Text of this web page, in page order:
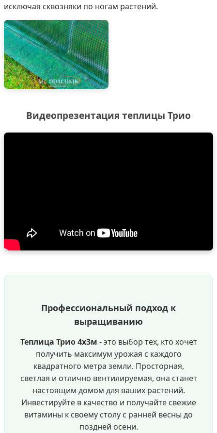
исключая сквозняки по ногам растений.
Видеопрезентация теплицы Трио
Профессиональный подход к
выращиванию
Теплица Трио 4х3м - это выбор тех, кто хочет
получить максимум урожая с каждого
квадратного метра земли. Просторная,
светлая и отлично вентилируемая, она станет
настоящим домом для ваших растений.
Инвестируйте в качество и получайте свежие
витамины к своему столу с ранней весны до
поздней осени.